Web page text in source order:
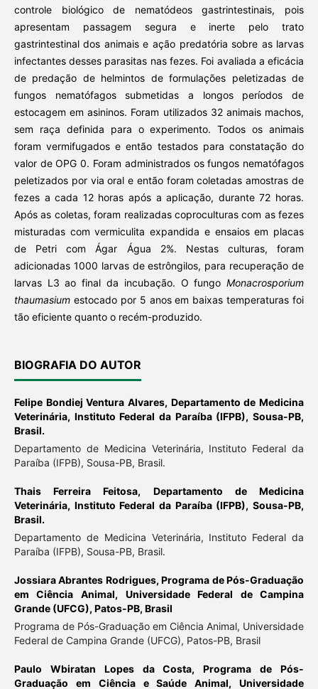
controle biológico de nematódeos gastrintestinais, pois
apresentam passagem segura e inerte pelo trato
gastrintestinal dos animais e ação predatória sobre as larvas
infectantes desses parasitas nas fezes. Foi avaliada a eficácia
de predação de helmintos de formulações peletizadas de
fungos nematófagos submetidas a longos períodos de
estocagem em asininos. Foram utilizados 32 animais machos,
sem raça definida para o experimento. Todos os animais
foram vermifugados e então testados para constatação do
valor de OPG 0. Foram administrados os fungos nematófagos
peletizados por via oral e então foram coletadas amostras de
fezes a cada 12 horas após a aplicação, durante 72 horas.
Após as coletas, foram realizadas coproculturas com as fezes
misturadas com vermiculita expandida e ensaios em placas
de Petri com Ágar Água 2%. Nestas culturas, foram
adicionadas 1000 larvas de estrôngilos, para recuperação de
larvas L3 ao final da incubação. O fungoMonacrosporium
thaumasiumestocado por 5 anos em baixas temperaturas foi
tão eficiente quanto o recém-produzido.
BIOGRAFIA DO AUTOR
Felipe Bondiej Ventura Alvares, Departamento de Medicina
Veterinária, Instituto Federal da Paraíba (IFPB), Sousa-PB,
Brasil.
Departamento de Medicina Veterinária, Instituto Federal da
Paraíba (IFPB), Sousa-PB, Brasil.
Thais Ferreira Feitosa, Departamento de Medicina
Veterinária, Instituto Federal da Paraíba (IFPB), Sousa-PB,
Brasil.
Departamento de Medicina Veterinária, Instituto Federal da
Paraíba (IFPB), Sousa-PB, Brasil.
Jossiara Abrantes Rodrigues,Programa de Pós-Graduação
em Ciência Animal, Universidade Federal de Campina
Grande (UFCG), Patos-PB, Brasil
Programa de Pós-Graduação em Ciência Animal, Universidade
Federal de Campina Grande (UFCG), Patos-PB, Brasil
Paulo Wbiratan Lopes da Costa,Programa de Pós-
Graduação em Ciência e Saúde Animal, Universidade